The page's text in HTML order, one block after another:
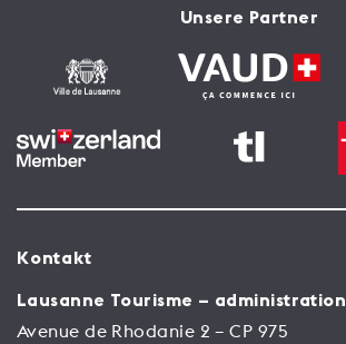
Unsere Partner
Kontakt
Lausanne Tourisme – administration
Avenue de Rhodanie 2 – CP 975